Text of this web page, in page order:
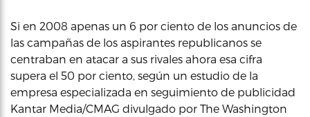
Si en 2008 apenas un 6 por ciento de los anuncios de
las campañas de los aspirantes republicanos se
centraban en atacar a sus rivales ahora esa cifra
supera el 50 por ciento, según un estudio de la
empresa especializada en seguimiento de publicidad
Kantar Media/CMAG divulgado por The Washington